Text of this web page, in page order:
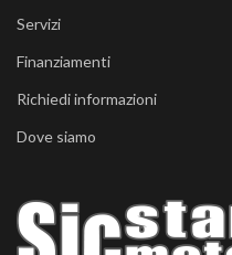
Servizi
Finanziamenti
Richiedi informazioni
Dove siamo